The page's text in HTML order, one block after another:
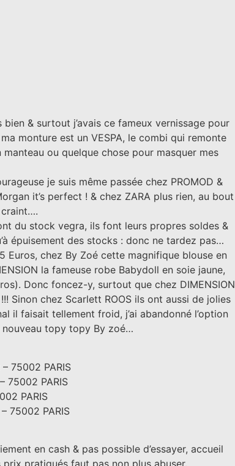
& surtout j’avais ce fameux vernissage pour
monture est un VESPA, le combi qui remonte
manteau ou quelque chose pour masquer mes
je suis même passée chez PROMOD &
it’s perfect ! & chez ZARA plus rien, au bout
craint….
du stock vegra, ils font leurs propres soldes &
épuisement des stocks : donc ne tardez pas…
Euros, chez By Zoé cette magnifique blouse en
la fameuse robe Babydoll en soie jaune,
Donc foncez-y, surtout que chez DIMENSION
Sinon chez Scarlett ROOS ils ont aussi de jolies
il faisait tellement froid, j’ai abandonné l’option
nouveau topy topy By zoé…
75002 PARIS
75002 PARIS
PARIS
75002 PARIS
en cash & pas possible d’essayer, accueil
pratiqués faut pas non plus abuser.